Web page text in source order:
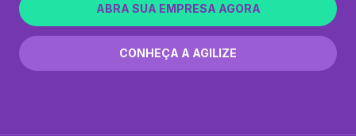
ABRA SUA EMPRESA AGORA
CONHEÇA A AGILIZE